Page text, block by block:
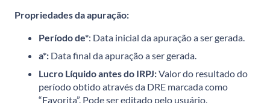
Propriedades da apuração:
Período de*: Data inicial da apuração a ser gerada.
a*: Data final da apuração a ser gerada.
Lucro Líquido antes do IRPJ:Valor do resultado do
período obtido através da DRE marcada como
“Favorita”. Pode ser editado pelo usuário.